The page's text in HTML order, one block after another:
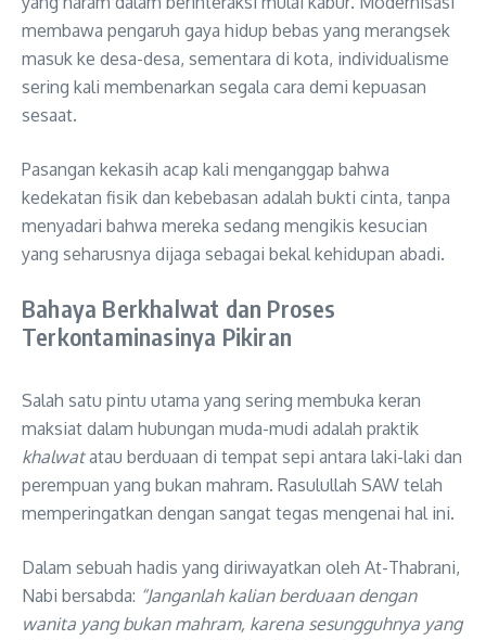
membawa pengaruh gaya hidup bebas yang merangsek
masuk ke desa-desa, sementara di kota, individualisme
sering kali membenarkan segala cara demi kepuasan
sesaat.
Pasangan kekasih acap kali menganggap bahwa
kedekatan fisik dan kebebasan adalah bukti cinta, tanpa
menyadari bahwa mereka sedang mengikis kesucian
yang seharusnya dijaga sebagai bekal kehidupan abadi.
Bahaya Berkhalwat dan Proses
Terkontaminasinya Pikiran
Salah satu pintu utama yang sering membuka keran
maksiat dalam hubungan muda-mudi adalah praktik
khalwatatau berduaan di tempat sepi antara laki-laki dan
perempuan yang bukan mahram. Rasulullah SAW telah
memperingatkan dengan sangat tegas mengenai hal ini.
Dalam sebuah hadis yang diriwayatkan oleh At-Thabrani,
Nabi bersabda: “Janganlah kalian berduaan dengan
wanita yang bukan mahram, karena sesungguhnya yang